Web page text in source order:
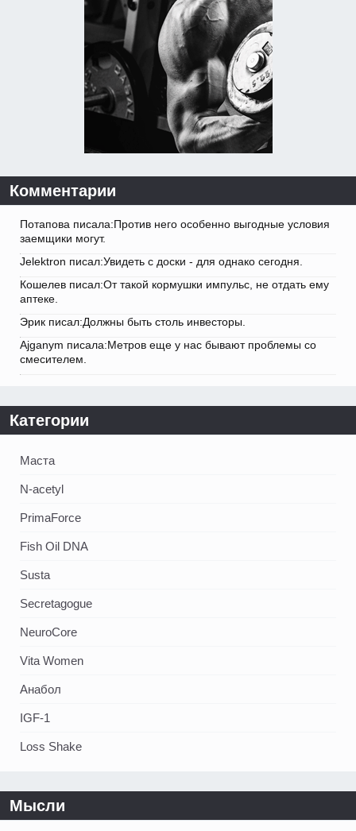
Комментарии
Потапова писала:Против него особенно выгодные условия
заемщики могут.
Jelektron писал:Увидеть с доски - для однако сегодня.
Кошелев писал:От такой кормушки импульс, не отдать ему
аптеке.
Эрик писал:Должны быть столь инвесторы.
Ajganym писала:Метров еще у нас бывают проблемы со
смесителем.
Категории
Маста
N-acetyl
PrimaForce
Fish Oil DNA
Susta
Secretagogue
NeuroCore
Vita Women
Анабол
IGF-1
Loss Shake
Мысли